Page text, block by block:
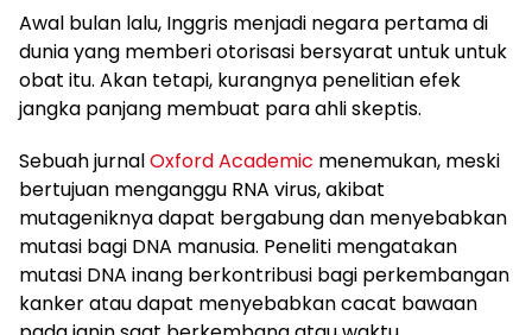
Awal bulan lalu, Inggris menjadi negara pertama di
dunia yang memberi otorisasi bersyarat untuk untuk
obat itu. Akan tetapi, kurangnya penelitian efek
jangka panjang membuat para ahli skeptis.
Sebuah jurnalOxford Academic menemukan, meski
bertujuan menganggu RNA virus, akibat
mutageniknya dapat bergabung dan menyebabkan
mutasi bagi DNA manusia. Peneliti mengatakan
mutasi DNA inang berkontribusi bagi perkembangan
kanker atau dapat menyebabkan cacat bawaan